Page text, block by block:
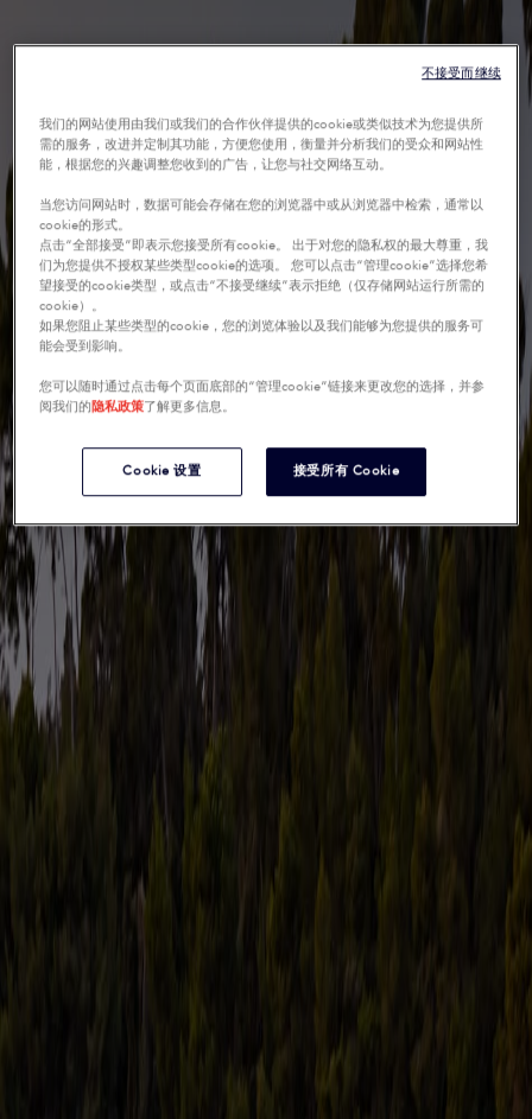
我们的网站使用由我们或我们的合作伙伴提供的cookie或类似技术为您提供所
需的服务，改进并定制其功能，方便您使用，衡量并分析我们的受众和网站性
能，根据您的兴趣调整您收到的广告，让您与社交网络互动。
当您访问网站时，数据可能会存储在您的浏览器中或从浏览器中检索，通常以
cookie的形式。
点击“全部接受”即表示您接受所有cookie。 出于对您的隐私权的最大尊重，我
们为您提供不授权某些类型cookie的选项。 您可以点击“管理cookie”选择您希
望接受的cookie类型，或点击“不接受继续”表示拒绝（仅存储网站运行所需的
cookie）。
如果您阻止某些类型的cookie，您的浏览体验以及我们能够为您提供的服务可
能会受到影响。
您可以随时通过点击每个页面底部的“管理cookie”链接来更改您的选择，并参
阅我们的 隐私政策了解更多信息。
Cookie 设置 接受所有 Cookie
不接受而继续